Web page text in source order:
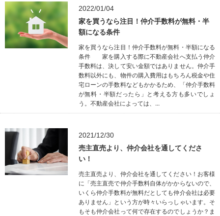
2022/01/04
家を買うなら注目！仲介手数料が無料・半
額になる条件
家を買うなら注目！仲介手数料が無料・半額になる
条件 家を購入する際に不動産会社へ支払う仲介
手数料は、決して安い金額ではありません。仲介手
数料以外にも、物件の購入費用はもちろん税金や住
宅ローンの手数料などもかかるため、「仲介手数料
が無料・半額だったら」と考える方も多いでしょ
う。不動産会社によっては、...
2021/12/30
売主直売より、仲介会社を通してくださ
い！
売主直売より、仲介会社を通してください！お客様
に「売主直売で仲介手数料自体がかからないので、
いくら仲介手数料が無料だとしても仲介会社は必要
ありません」という方が時々いらっしゃいます。そ
もそも仲介会社って何で存在するのでしょうか？ま